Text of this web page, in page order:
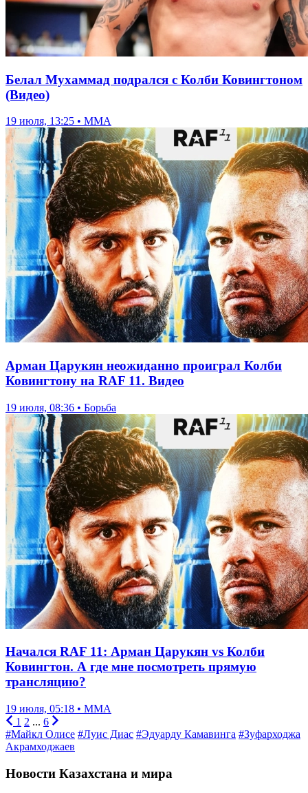
Белал Мухаммад подрался с Колби Ковингтоном
(Видео)
19 июля, 13:25 • ММА
Арман Царукян неожиданно проиграл Колби
Ковингтону на RAF 11. Видео
19 июля, 08:36 • Борьба
Начался RAF 11: Арман Царукян vs Колби
Ковингтон. А где мне посмотреть прямую
трансляцию?
19 июля, 05:18 • ММА
1 2 ... 6
#Майкл Олисе #Луис Диас #Эдуарду Камавинга #Зуфарходжа
Акрамходжаев
Новости Казахстана и мира